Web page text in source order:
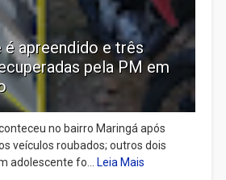
apreendido e três
pela PM em
no bairro Maringá após
veículos roubados; outros dois
adolescente fo...
Leia Mais